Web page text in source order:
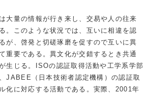
大量の情報が行き来し、交易や人の往来
。このような状況では、互いに相違を認
が、啓発と切磋琢磨を促すので互いに異
重要である。異文化が交錯するとき共通
生じる。ISOの認証取得活動や工学系学部
JABEE（日本技術者認定機構）の認証取
化に対応する活動である。実際、2001年